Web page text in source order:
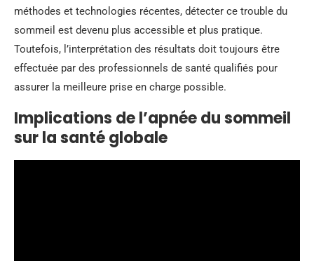
méthodes et technologies récentes, détecter ce trouble du
sommeil est devenu plus accessible et plus pratique.
Toutefois, l’interprétation des résultats doit toujours être
effectuée par des professionnels de santé qualifiés pour
assurer la meilleure prise en charge possible.
Implications de l’apnée du sommeil
sur la santé globale